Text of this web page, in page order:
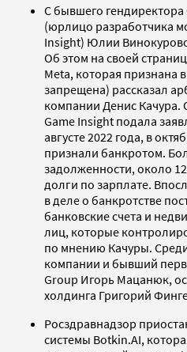
С бывшего
(юрлицо разработчика
Insight) Юлии
Об этом на своей
Meta, которая признана
запрещена) рассказал
компании Денис Качура.
Game Insight подала
августе 2022 года, в
признали банкротом.
задолженности, около
долги по зарплате.
в деле о банкротстве
банковские счета и
лиц, которые
по мнению Качуры.
компании и бывший
Group Игорь Мацанюк,
холдинга Григорий
Росздравнадзор
системы Botkin.AI,